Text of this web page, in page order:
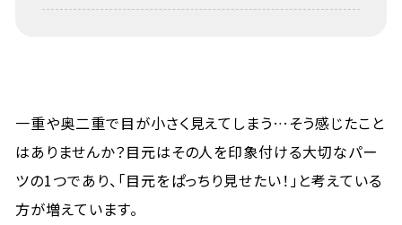
一重や奥二重で目が小さく見えてしまう…そう感じたこと
はありませんか？目元はその人を印象付ける大切なパー
ツの1つであり、「目元をぱっちり見せたい！」と考えている
方が増えています。